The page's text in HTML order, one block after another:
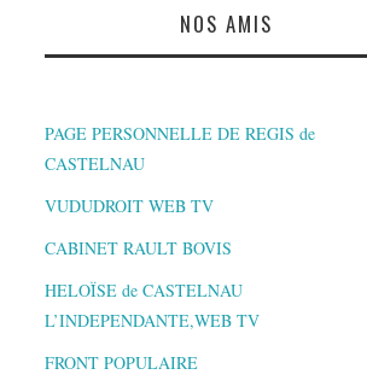
NOS AMIS
PAGE PERSONNELLE DE REGIS de
CASTELNAU
VUDUDROIT WEB TV
CABINET RAULT BOVIS
HELOÏSE de CASTELNAU
L’INDEPENDANTE,WEB TV
FRONT POPULAIRE